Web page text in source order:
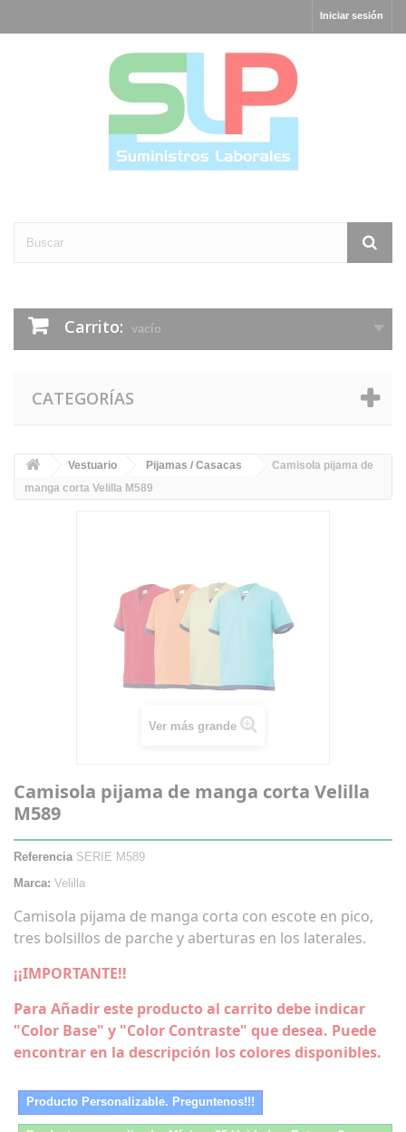
Iniciar sesión
Carrito: vacío
CATEGORÍAS
Vestuario Pijamas / Casacas
Camisola pijama de
manga corta Velilla M589
Ver más grande
Camisola pijama de manga corta Velilla
M589
Referencia SERIE M589
Marca: Velilla
Camisola pijama de manga corta con escote en pico,
tres bolsillos de parche y aberturas en los laterales.
¡¡IMPORTANTE!!
Para Añadir este producto al carrito debe indicar
"Color Base" y "Color Contraste" que desea. Puede
encontrar en la descripción los colores disponibles.
Producto Personalizable. Preguntenos!!!